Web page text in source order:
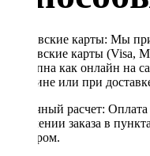
Банковские карты: Мы
банковские карты (Visa,
доступна как онлайн на
магазине или при
Наличный расчет:
получении заказа в
курьером.